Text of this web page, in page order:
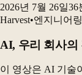
AI가 반복적으로
2026년 7월 26일36
Harvest•엔지니어
AI, 우리 회사의
이 영상은 AI 기술